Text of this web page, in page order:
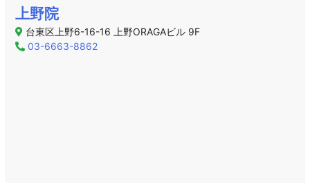
上野院
台東区上野6-16-16 上野ORAGAビル 9F
03-6663-8862